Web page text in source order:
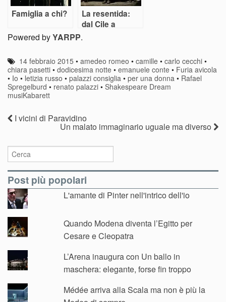
Famiglia a chi?
La resentida:
dal Cile a
Powered byYARPP.
14 febbraio 2015 •amedeo romeo •camille •carlo cecchi •
chiara pasetti • dodicesima notte • emanuele conte • Furia avicola
• Io • letizia russo • palazzi consiglia • per una donna • Rafael
Spregelburd • renato palazzi • Shakespeare Dream
musiKabarett
I vicini di Paravidino
Un malato immaginario uguale ma diverso
Post più popolari
L'amante di Pinter nell'intrico dell'io
Quando Modena diventa l’Egitto per
Cesare e Cleopatra
L’Arena inaugura con Un ballo in
maschera: elegante, forse fin troppo
Médée arriva alla Scala ma non è più la